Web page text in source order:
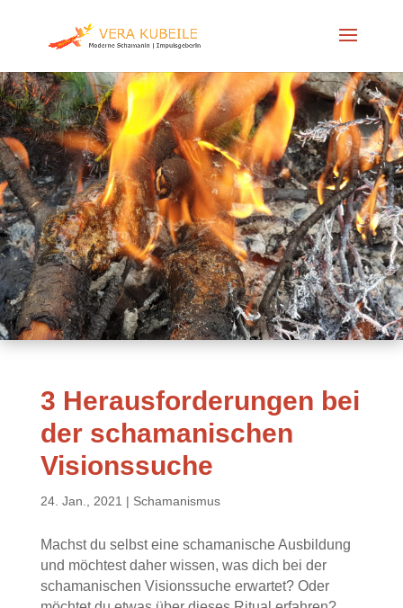
3 Herausforderungen bei
der schamanischen
Visionssuche
24. Jan., 2021 | Schamanismus
Machst du selbst eine schamanische Ausbildung
und möchtest daher wissen, was dich bei der
schamanischen Visionssuche erwartet? Oder